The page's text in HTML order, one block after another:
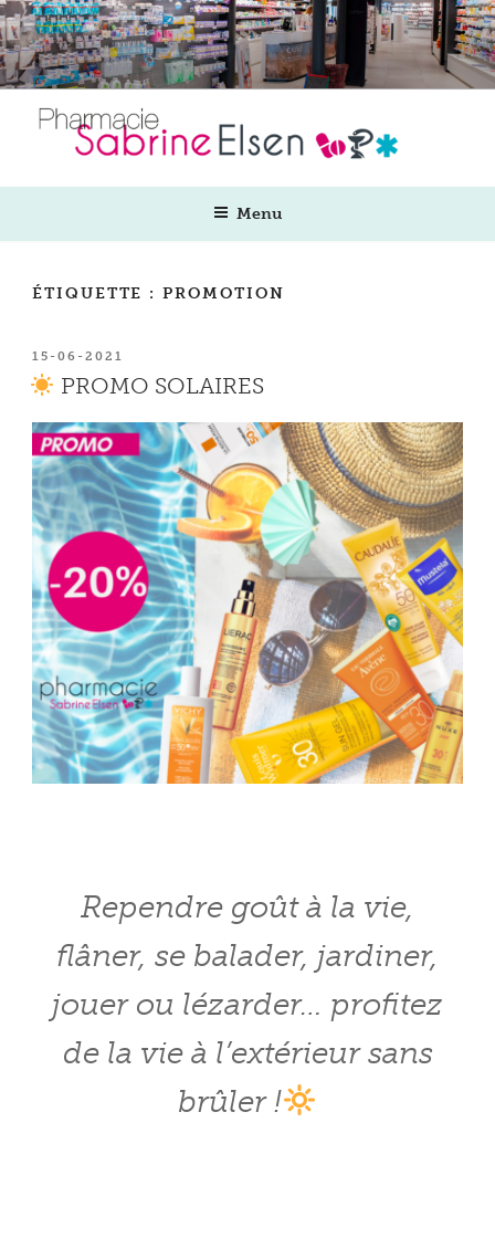
Aller
au
contenu
principal
Menu
ÉTIQUETTE :PROMOTION
PUBLIÉ
LE
15-06-2021
PROMO SOLAIRES
Rependre goût à la vie,
flâner, se balader, jardiner,
jouer ou lézarder… profitez
de la vie à l’extérieur sans
brûler !